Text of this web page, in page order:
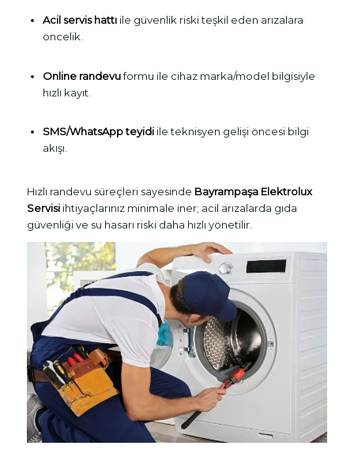
Acil servis hattıile güvenlik riski teşkil eden arızalara
öncelik.
Online randevuformu ile cihaz marka/model bilgisiyle
hızlı kayıt.
SMS/WhatsApp teyidiile teknisyen gelişi öncesi bilgi
akışı.
Hızlı randevu süreçleri sayesinde Bayrampaşa Elektrolux
Servisiihtiyaçlarınız minimale iner; acil arızalarda gıda
güvenliği ve su hasarı riski daha hızlı yönetilir.